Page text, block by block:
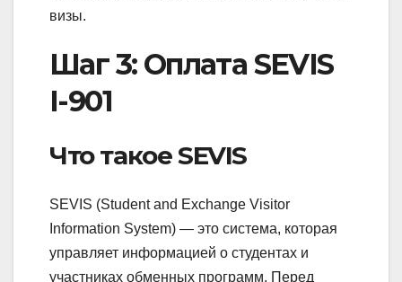
визы.
Шаг 3: Оплата SEVIS
I-901
Что такое SEVIS
SEVIS (Student and Exchange Visitor
Information System) — это система, которая
управляет информацией о студентах и
участниках обменных программ. Перед